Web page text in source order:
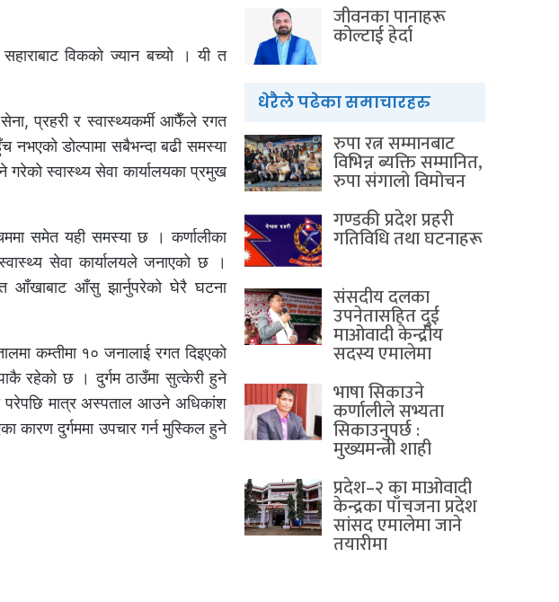
विकको ज्यान बच्यो । यी त
प्रहरी र स्वास्थ्यकर्मी आफैँले रगत
नभएको डोल्पामा सबैभन्दा बढी समस्या
स्वास्थ्य सेवा कार्यालयका प्रमुख
समेत यही समस्या छ । कर्णालीका
सेवा कार्यालयले जनाएको छ ।
आँखाबाट आँसु झार्नुपरेको घेरै घटना
कम्तीमा १० जनालाई रगत दिइएको
रहेको छ । दुर्गम ठाउँमा सुत्केरी हुने
मात्र अस्पताल आउने अधिकांश
कारण दुर्गममा उपचार गर्न मुस्किल हुने
जीवनका पानाहरू
कोल्टाई हेर्दा
धेरैले पढेका समाचारहरु
रुपा रत्न सम्मानबाट
विभिन्न ब्यक्ति सम्मानित,
रुपा संगालो विमोचन
गण्डकी प्रदेश प्रहरी
गतिविधि तथा घटनाहरू
संसदीय दलका
उपनेतासहित दुई
माओवादी केन्द्रीय
सदस्य एमालेमा
भाषा सिकाउने
कर्णालीले सभ्यता
सिकाउनुपर्छ :
मुख्यमन्त्री शाही
प्रदेश–२ का माओवादी
केन्द्रका पाँचजना प्रदेश
सांसद एमालेमा जाने
तयारीमा